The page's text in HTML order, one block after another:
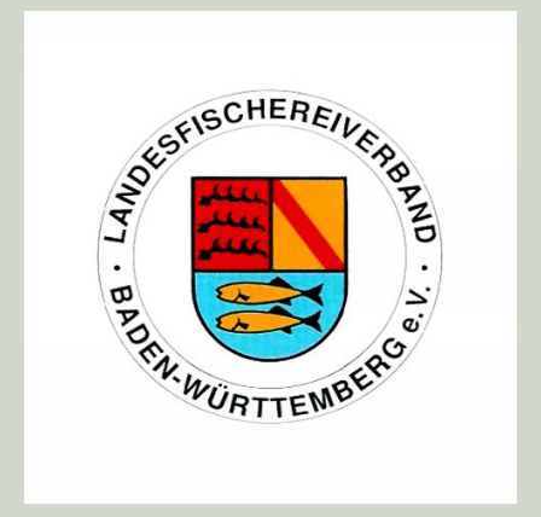
saubere Gewässer und
gesunde Fischbestände